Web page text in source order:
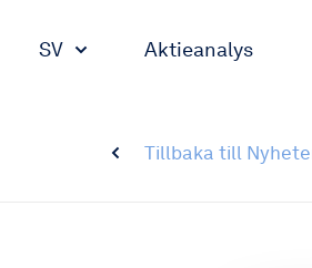
SV Aktieanalys
Tillbaka till